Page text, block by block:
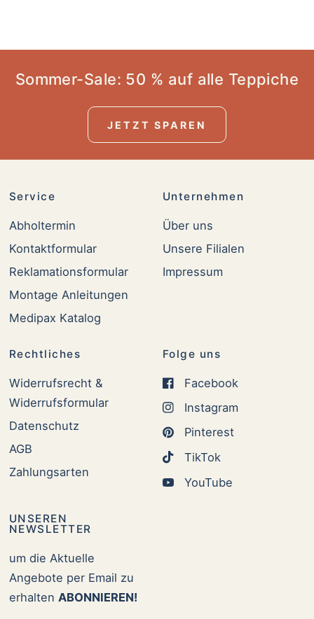
Sommer-Sale: 50 % auf alle Teppiche
JETZT SPAREN
Service
Abholtermin
Kontaktformular
Reklamationsformular
Montage Anleitungen
Medipax Katalog
Unternehmen
Über uns
Unsere Filialen
Impressum
Rechtliches
Widerrufsrecht &
Widerrufsformular
Datenschutz
AGB
Zahlungsarten
Folge uns
Facebook
Instagram
Pinterest
TikTok
YouTube
UNSEREN
NEWSLETTER
um die Aktuelle
Angebote per Email zu
erhalten ABONNIEREN!